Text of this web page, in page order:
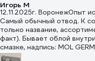
Игорь М
12.11.2025г. ВоронежОпыт
Самый обычный отвод. К
только название,
факт). Бывает облой
смазке, надпись: MOL
DN50 EN681-1 /WCL50 CE